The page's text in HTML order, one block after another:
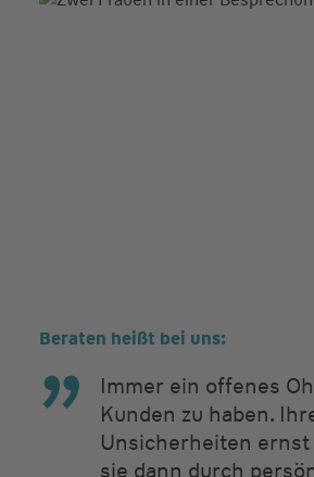
Beraten heißt bei uns:
Immer ein offenes
Kunden zu haben.
Unsicherheiten ernst
sie dann durch